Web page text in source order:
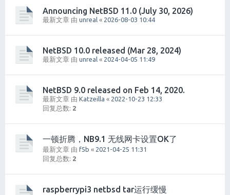
Announcing NetBSD 11.0 (July 30, 2026)
最新文章 由 unreal « 2026-08-03 10:44
NetBSD 10.0 released (Mar 28, 2024)
最新文章 由 unreal « 2024-04-05 11:49
NetBSD 9.0 released on Feb 14, 2020.
最新文章 由 Katzeilla « 2022-10-23 12:33
回复总数: 2
一顿折腾，NB9.1 无线网卡设置OK了
最新文章 由 f5b « 2021-04-25 11:31
回复总数: 2
raspberrypi3 netbsd tar运行缓慢